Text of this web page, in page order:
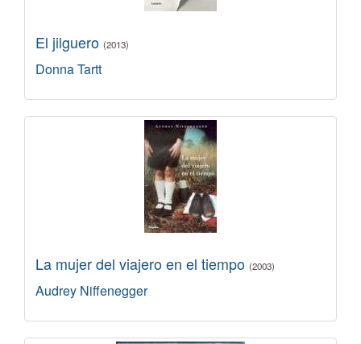
El jilguero (2013)
Donna Tartt
La mujer del viajero en el tiempo (2003)
Audrey Niffenegger